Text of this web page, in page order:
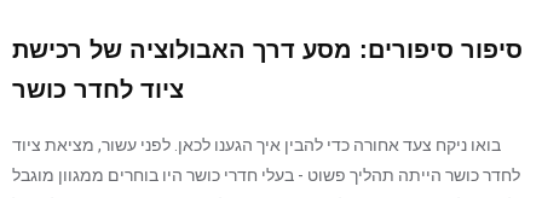
סיפור סיפורים: מסע דרך האבולוציה של רכישת
ציוד לחדר כושר
בואו ניקח צעד אחורה כדי להבין איך הגענו לכאן. לפני עשור, מציאת ציוד
לחדר כושר הייתה תהליך פשוט - בעלי חדרי כושר היו בוחרים ממגוון מוגבל